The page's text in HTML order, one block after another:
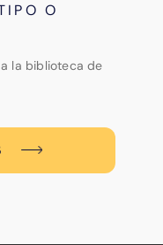
O
la biblioteca de